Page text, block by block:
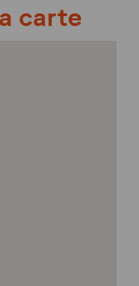
carte